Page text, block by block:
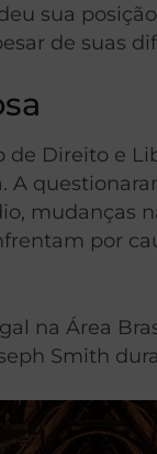
sua
de suas
Direito e
mudanças
por
na Área
Smith